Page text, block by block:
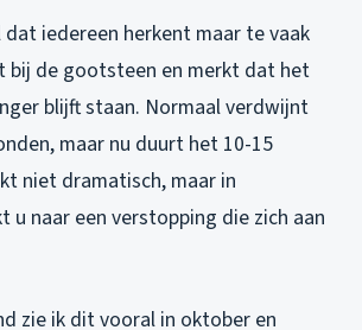
iedereen herkent maar te vaak
bij de gootsteen en merkt dat het
blijft staan. Normaal verdwijnt
maar nu duurt het 10-15
niet dramatisch, maar in
u naar een verstopping die zich aan
zie ik dit vooral in oktober en